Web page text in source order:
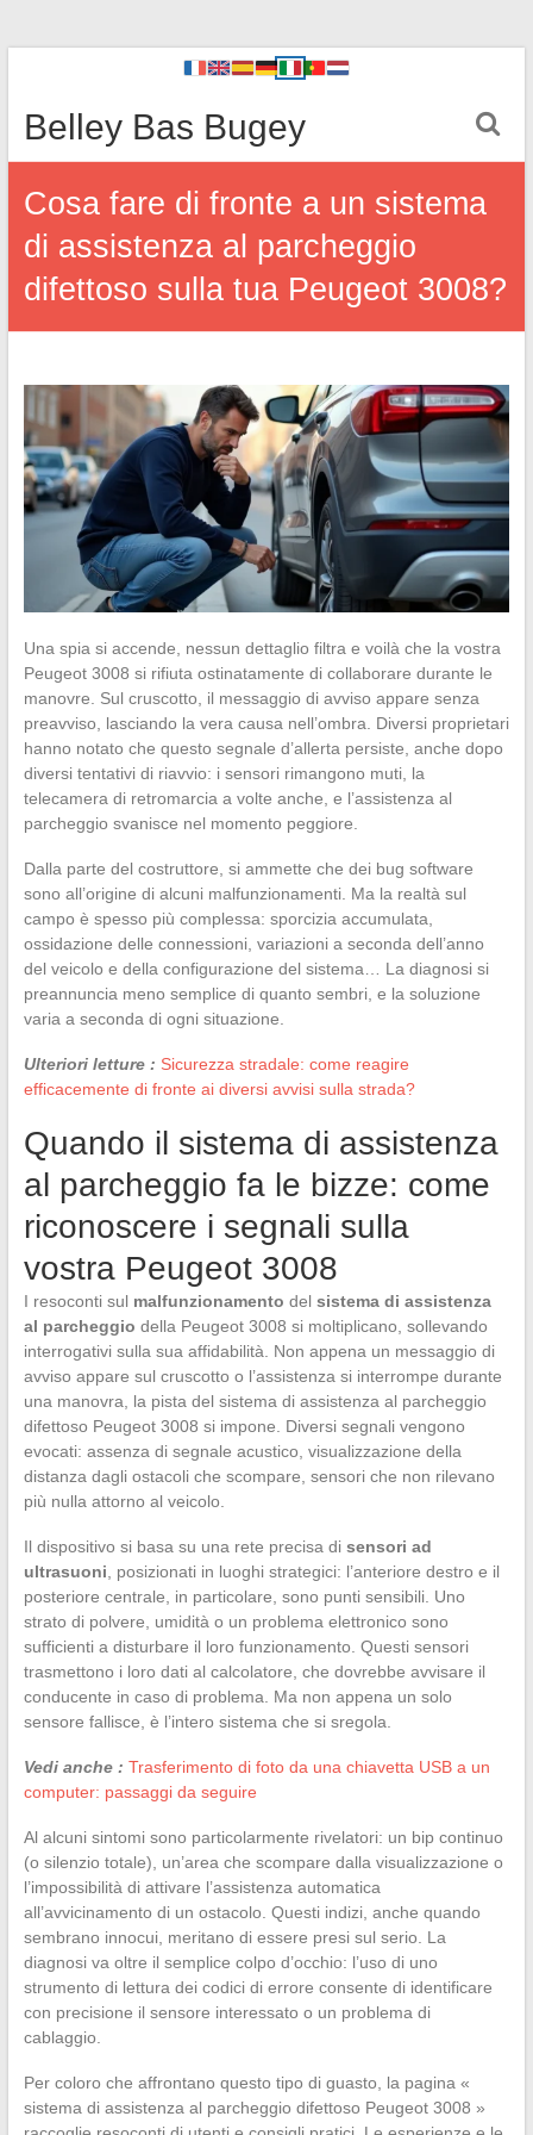
Belley Bas Bugey
Cosa fare di fronte a un sistema
di assistenza al parcheggio
difettoso sulla tua Peugeot 3008?
Una spia si accende, nessun dettaglio filtra e voilà che la vostra
Peugeot 3008 si rifiuta ostinatamente di collaborare durante le
manovre. Sul cruscotto, il messaggio di avviso appare senza
preavviso, lasciando la vera causa nell’ombra. Diversi proprietari
hanno notato che questo segnale d’allerta persiste, anche dopo
diversi tentativi di riavvio: i sensori rimangono muti, la
telecamera di retromarcia a volte anche, e l’assistenza al
parcheggio svanisce nel momento peggiore.
Dalla parte del costruttore, si ammette che dei bug software
sono all’origine di alcuni malfunzionamenti. Ma la realtà sul
campo è spesso più complessa: sporcizia accumulata,
ossidazione delle connessioni, variazioni a seconda dell’anno
del veicolo e della configurazione del sistema… La diagnosi si
preannuncia meno semplice di quanto sembri, e la soluzione
varia a seconda di ogni situazione.
Ulteriori letture : Sicurezza stradale: come reagire
efficacemente di fronte ai diversi avvisi sulla strada?
Quando il sistema di assistenza
al parcheggio fa le bizze: come
riconoscere i segnali sulla
vostra Peugeot 3008
I resoconti sul malfunzionamento del sistema di assistenza
al parcheggio della Peugeot 3008 si moltiplicano, sollevando
interrogativi sulla sua affidabilità. Non appena un messaggio di
avviso appare sul cruscotto o l’assistenza si interrompe durante
una manovra, la pista del sistema di assistenza al parcheggio
difettoso Peugeot 3008 si impone. Diversi segnali vengono
evocati: assenza di segnale acustico, visualizzazione della
distanza dagli ostacoli che scompare, sensori che non rilevano
più nulla attorno al veicolo.
Il dispositivo si basa su una rete precisa di sensori ad
ultrasuoni , posizionati in luoghi strategici: l’anteriore destro e il
posteriore centrale, in particolare, sono punti sensibili. Uno
strato di polvere, umidità o un problema elettronico sono
sufficienti a disturbare il loro funzionamento. Questi sensori
trasmettono i loro dati al calcolatore, che dovrebbe avvisare il
conducente in caso di problema. Ma non appena un solo
sensore fallisce, è l’intero sistema che si sregola.
Vedi anche : Trasferimento di foto da una chiavetta USB a un
computer: passaggi da seguire
Al alcuni sintomi sono particolarmente rivelatori: un bip continuo
(o silenzio totale), un’area che scompare dalla visualizzazione o
l’impossibilità di attivare l’assistenza automatica
all’avvicinamento di un ostacolo. Questi indizi, anche quando
sembrano innocui, meritano di essere presi sul serio. La
diagnosi va oltre il semplice colpo d’occhio: l’uso di uno
strumento di lettura dei codici di errore consente di identificare
con precisione il sensore interessato o un problema di
cablaggio.
Per coloro che affrontano questo tipo di guasto, la pagina «
sistema di assistenza al parcheggio difettoso Peugeot 3008 »